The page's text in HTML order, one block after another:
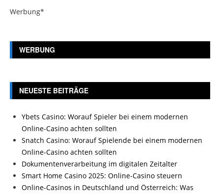
Werbung*
WERBUNG
NEUESTE BEITRÄGE
Ybets Casino: Worauf Spieler bei einem modernen
Online-Casino achten sollten
Snatch Casino: Worauf Spielende bei einem modernen
Online-Casino achten sollten
Dokumentenverarbeitung im digitalen Zeitalter
Smart Home Casino 2025: Online-Casino steuern
Online-Casinos in Deutschland und Österreich: Was